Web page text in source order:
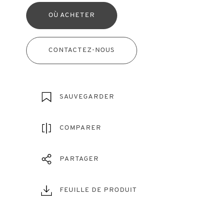
OÙ ACHETER
CONTACTEZ-NOUS
SAUVEGARDER
COMPARER
PARTAGER
FEUILLE DE PRODUIT